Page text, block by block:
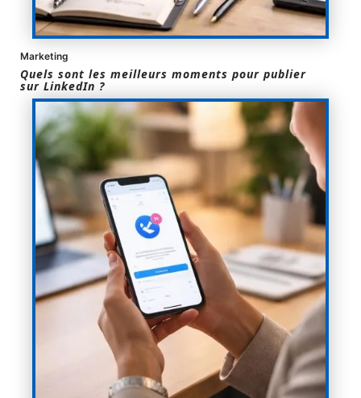
Marketing
Quels sont les meilleurs moments pour publier
sur LinkedIn ?